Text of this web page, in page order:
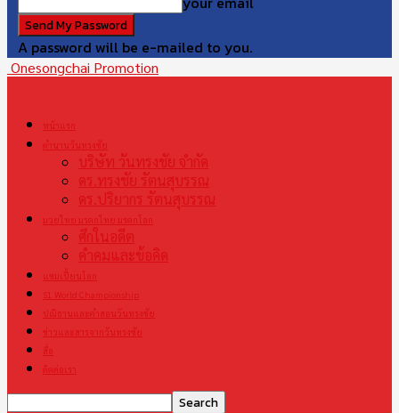
A password will be e-mailed to you.
Onesongchai Promotion
หน้าแรก
ตำนานวันทรงชัย
บริษัท วันทรงชัย จำกัด
ดร.ทรงชัย รัตนสุบรรณ
ดร.ปริยากร รัตนสุบรรณ
มวยไทย มรดกไทย มรดกโลก
ศึกในอดีต
คำคมและข้อคิด
แชมเปี้ยนโลก
S1 World Championship
ปณิธานและคำสอนวันทรงชัย
ข่าวและสารจากวันทรงชัย
สื่อ
ติดต่อเรา